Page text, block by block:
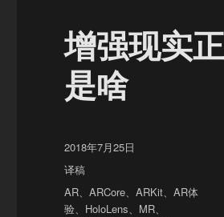
增强现实
是啥
发
布
于
2018年7月25日
分
类
译稿
标
签
AR、ARCore、ARKit、AR体
验、 HoloLens、 MR、